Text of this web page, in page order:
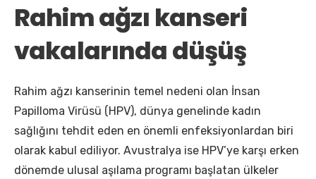
Rahim ağzı kanseri
vakalarında düşüş
Rahim ağzı kanserinin temel nedeni olan İnsan
Papilloma Virüsü (HPV), dünya genelinde kadın
sağlığını tehdit eden en önemli enfeksiyonlardan biri
olarak kabul ediliyor. Avustralya ise HPV’ye karşı erken
dönemde ulusal aşılama programı başlatan ülkeler